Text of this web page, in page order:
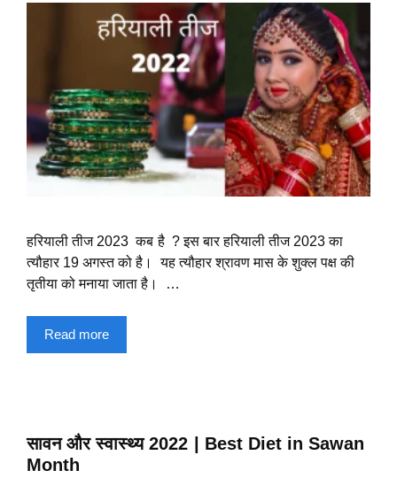
हरियाली तीज 2023 कब है ? इस बार हरियाली तीज 2023 का
त्यौहार 19 अगस्त को है। यह त्यौहार श्रावण मास के शुक्ल पक्ष की
तृतीया को मनाया जाता है। …
Read more
सावन और स्वास्थ्य 2022 | Best Diet in Sawan
Month